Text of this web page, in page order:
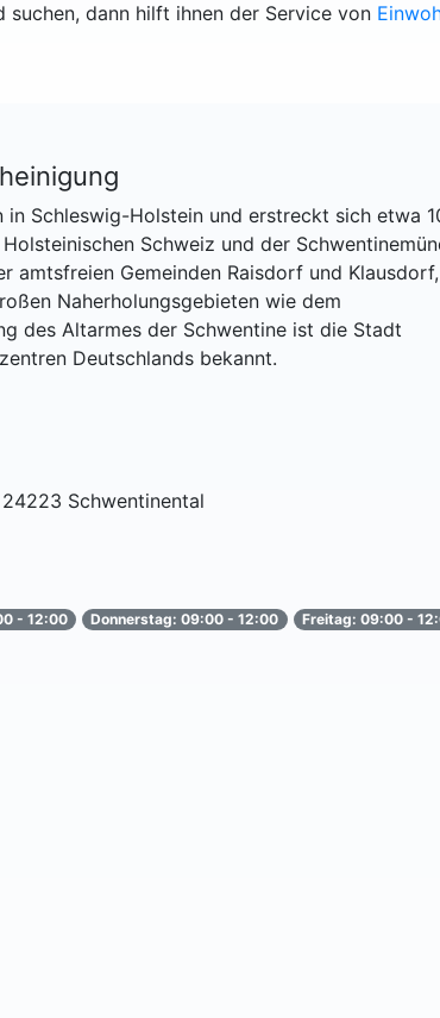
suchen, dann hilft ihnen der Service von
Schleswig-Holstein und erstreckt sich etwa
Schweiz und der
amtsfreien Gemeinden Raisdorf und
Naherholungsgebieten wie dem
des Altarmes der Schwentine ist die Stadt
Deutschlands bekannt.
Schwentinental
- 12:00 Donnerstag: 09:00 - 12:00
Freitag: 09:00 -